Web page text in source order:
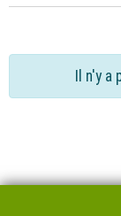
Il n'y a